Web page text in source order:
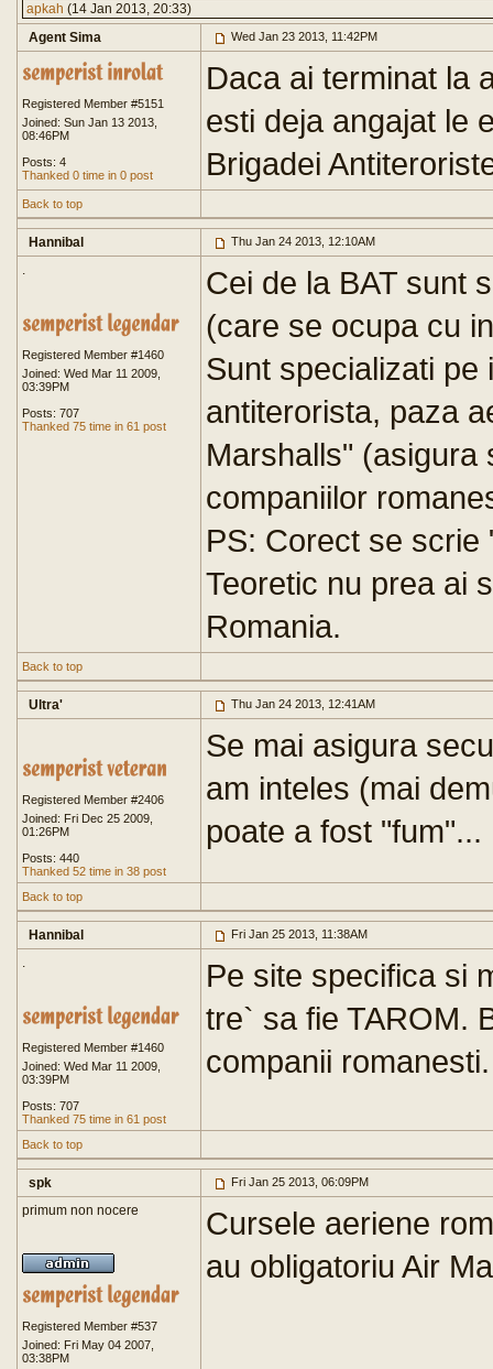
apkah (14 Jan 2013, 20:33)
Agent Sima
Wed Jan 23 2013, 11:42PM
Registered Member #5151
Joined: Sun Jan 13 2013,
08:46PM
Posts: 4
Thanked 0 time in 0 post
Daca ai terminat la
esti deja angajat le
Brigadei
Back to top
Hannibal Thu Jan 24 2013, 12:10AM
.
Registered Member #1460
Joined: Wed Mar 11 2009,
03:39PM
Posts: 707
Thanked 75 time in 61 post
Cei de la BAT sunt
(care se ocupa cu
Sunt specializati pe
antiterorista, paza
Marshalls" (asigura
companiilor
PS: Corect se scrie
Teoretic nu prea ai
Romania.
Back to top
Ultra' Thu Jan 24 2013, 12:41AM
Registered Member #2406
Joined: Fri Dec 25 2009,
01:26PM
Posts: 440
Thanked 52 time in 38 post
Se mai asigura
am inteles (mai
poate a fost "fum"...
Back to top
Hannibal Fri Jan 25 2013, 11:38AM
.
Registered Member #1460
Joined: Wed Mar 11 2009,
03:39PM
Posts: 707
Thanked 75 time in 61 post
Pe site specifica si
tre` sa fie TAROM.
companii romanesti.
Back to top
spk Fri Jan 25 2013, 06:09PM
primum non nocere
Registered Member #537
Joined: Fri May 04 2007,
03:38PM
Cursele aeriene
au obligatoriu Air